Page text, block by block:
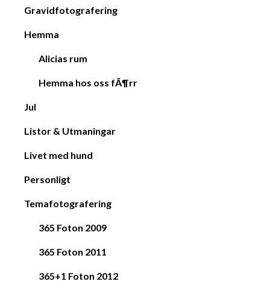
Gravidfotografering
Hemma
Alicias rum
Hemma hos oss fÃ¶rr
Jul
Listor & Utmaningar
Livet med hund
Personligt
Temafotografering
365 Foton 2009
365 Foton 2011
365+1 Foton 2012